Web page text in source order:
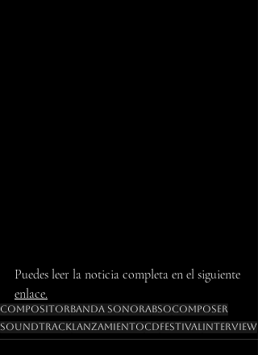
Puedes leer la noticia completa en el siguiente
enlace.
CompositorBanda SonoraBSOComposer
SoundtrackLanzamientoCdFestival Interview